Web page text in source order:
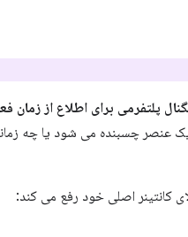
پلتفرمی برای اطلاع از زمان
یک عنصر چسبنده می شود یا چه